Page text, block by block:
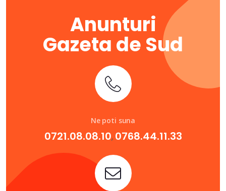
Anunturi
Gazeta de Sud
Ne poti suna
0721.08.08.10, 0768.44.11.33